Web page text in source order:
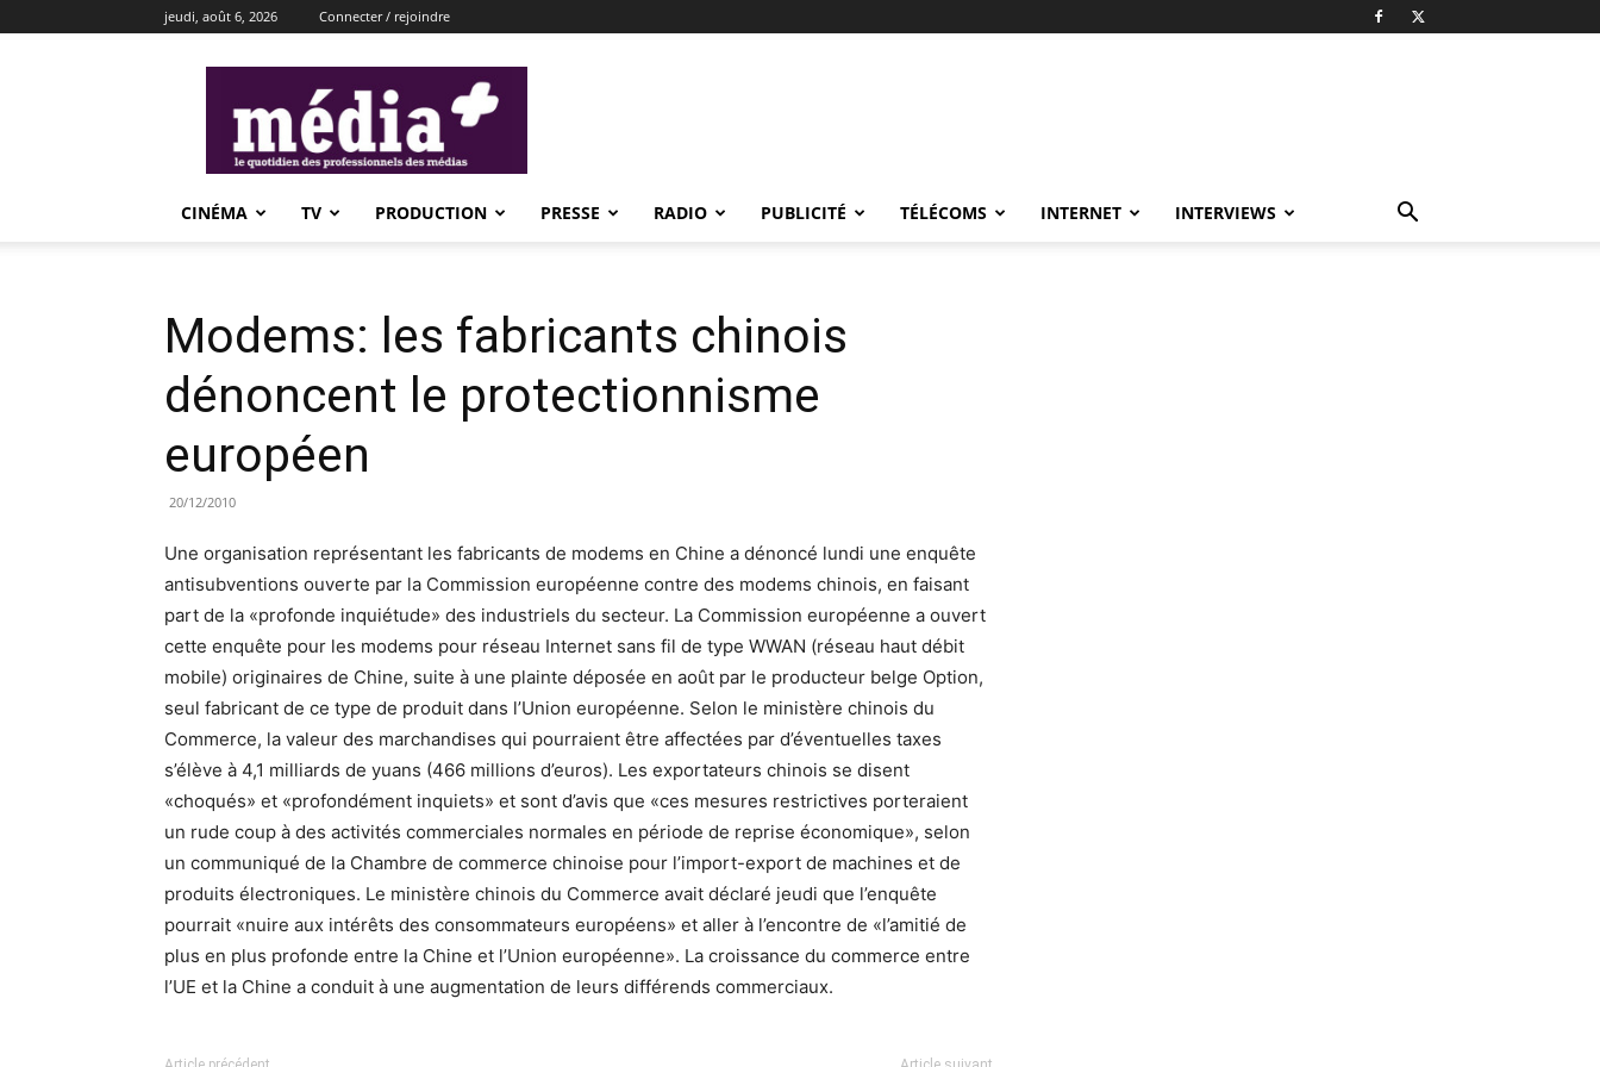
jeudi, août 6, 2026 Connecter / rejoindre
CINÉMA TV PRODUCTION PRESSE RADIO PUBLICITÉ TÉLÉCOMS INTERNET INTERVIEWS
Modems: les fabricants chinois
dénoncent le protectionnisme
européen
20/12/2010
Une organisation représentant les fabricants de modems en Chine a dénoncé lundi une enquête
antisubventions ouverte par la Commission européenne contre des modems chinois, en faisant
part de la «profonde inquiétude» des industriels du secteur. La Commission européenne a ouvert
cette enquête pour les modems pour réseau Internet sans fil de type WWAN (réseau haut débit
mobile) originaires de Chine, suite à une plainte déposée en août par le producteur belge Option,
seul fabricant de ce type de produit dans l’Union européenne. Selon le ministère chinois du
Commerce, la valeur des marchandises qui pourraient être affectées par d’éventuelles taxes
s’élève à 4,1 milliards de yuans (466 millions d’euros). Les exportateurs chinois se disent
«choqués» et «profondément inquiets» et sont d’avis que «ces mesures restrictives porteraient
un rude coup à des activités commerciales normales en période de reprise économique», selon
un communiqué de la Chambre de commerce chinoise pour l’import-export de machines et de
produits électroniques. Le ministère chinois du Commerce avait déclaré jeudi que l’enquête
pourrait «nuire aux intérêts des consommateurs européens» et aller à l’encontre de «l’amitié de
plus en plus profonde entre la Chine et l’Union européenne». La croissance du commerce entre
l’UE et la Chine a conduit à une augmentation de leurs différends commerciaux.